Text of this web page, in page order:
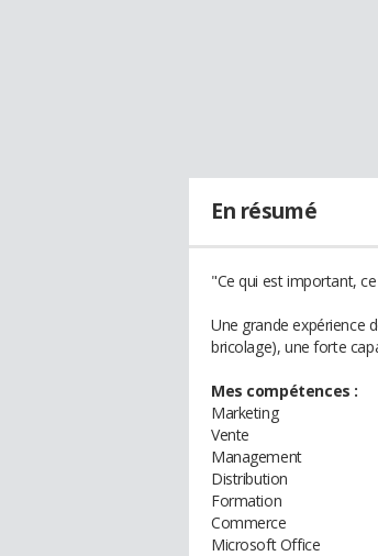
En résumé
"Ce qui est important,
Une grande expérience
bricolage), une forte
Mes compétences :
Marketing
Vente
Management
Distribution
Formation
Commerce
Microsoft Office